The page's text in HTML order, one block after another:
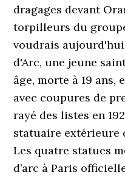
dragages devant
torpilleurs du
voudrais aujourd'hui
d'Arc, une jeune
âge, morte à 19 ans,
avec coupures de
rayé des listes en
statuaire extérieure
Les quatre statues
d’arc à Paris